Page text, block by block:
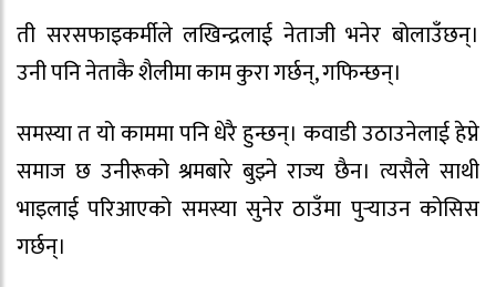
ती सरसफाइकर्मीले लखिन्द्रलाई नेताजी भनेर बोलाउँछन्।
उनी पनि नेताकै शैलीमा काम कुरा गर्छन्, गफिन्छन्।
समस्या त यो काममा पनि धेरै हुन्छन्। कवाडी उठाउनेलाई हेप्ने
समाज छ उनीरूको श्रमबारे बुझ्ने राज्य छैन। त्यसैले साथी
भाइलाई परिआएको समस्या सुनेर ठाउँमा पुर्‍याउन कोसिस
गर्छन्।